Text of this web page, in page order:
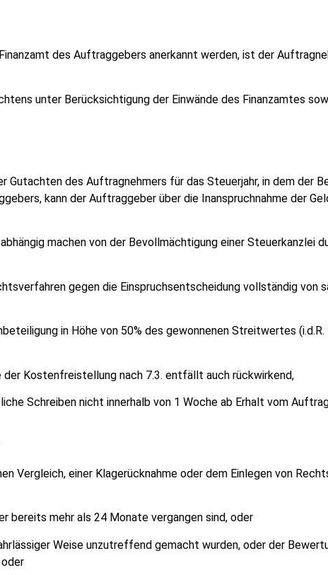
des Auftraggebers anerkannt werden, ist der
unter Berücksichtigung der Einwände des Finanzamtes
Gutachten des Auftragnehmers für das Steuerjahr, in dem der
kann der Auftraggeber über die Inanspruchnahme der
machen von der Bevollmächtigung einer Steuerkanzlei
gegen die Einspruchsentscheidung vollständig von
in Höhe von 50% des gewonnenen Streitwertes (i.d.R.
Kostenfreistellung nach 7.3. entfällt auch rückwirkend,
Schreiben nicht innerhalb von 1 Woche ab Erhalt vom
Vergleich, einer Klagerücknahme oder dem Einlegen von
bereits mehr als 24 Monate vergangen sind, oder
Weise unzutreffend gemacht wurden, oder der